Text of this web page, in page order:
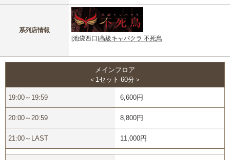
系列店情報
[池袋西口]高級キャバクラ 不死鳥
メインフロア
＜1セット 60分＞
19:00～19:59 6,600円
20:00～20:59 8,800円
21:00～LAST 11,000円